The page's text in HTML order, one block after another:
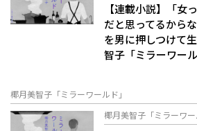
【連載小説】「女
だと思ってるから
を男に押しつけて
智子「ミラーワー
椰月美智子「ミラーワールド」
椰月美智子「ミラーワー